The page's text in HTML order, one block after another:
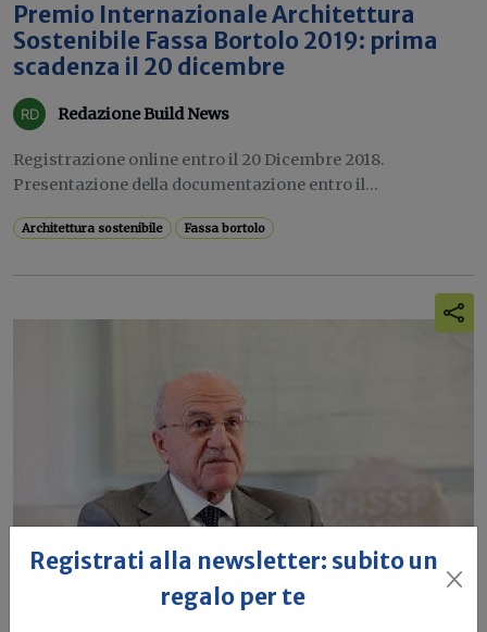
Premio Internazionale Architettura
Sostenibile Fassa Bortolo 2019: prima
scadenza il 20 dicembre
Redazione Build News
Registrazione online entro il 20 Dicembre 2018.
Presentazione della documentazione entro il...
Architettura sostenibile Fassa bortolo
Registrati alla newsletter: subito un
regalo per te